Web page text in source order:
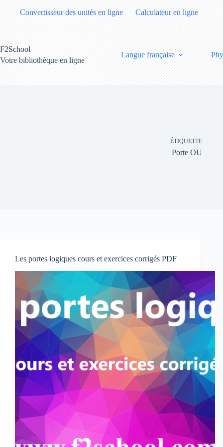
Convertisseur des unités en ligne Calculateur en ligne
F2School
Votre bibliothèque en ligne
Langue française
ÉTIQUETTE
Porte OU
Les portes logiques cours et exercices corrigés PDF